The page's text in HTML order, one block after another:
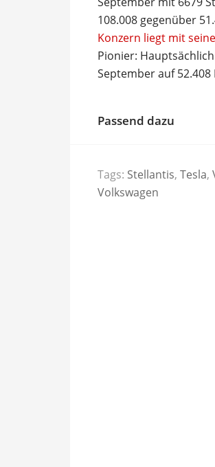
108.008 gegenüber
Konzern liegt mit
Pionier:
September auf
Passend dazu
Tags: Stellantis, Tesla,
Volkswagen